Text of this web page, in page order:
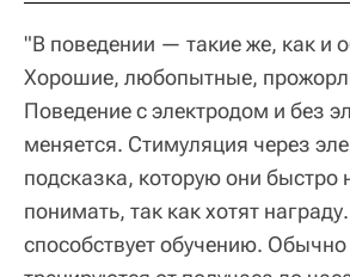
"В поведении — такие же, как и
Хорошие, любопытные,
Поведение с электродом и без
меняется. Стимуляция через
подсказка, которую они быстро
понимать, так как хотят
способствует обучению. Обычно